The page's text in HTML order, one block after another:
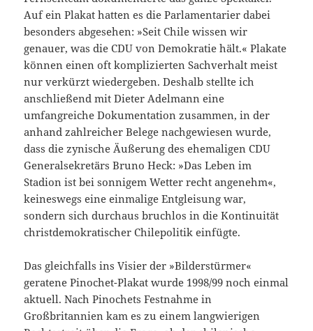
Auf ein Plakat hatten es die Parlamentarier dabei
besonders abgesehen: »Seit Chile wissen wir
genauer, was die CDU von Demokratie hält.« Plakate
können einen oft komplizierten Sachverhalt meist
nur verkürzt wiedergeben. Deshalb stellte ich
anschließend mit Dieter Adelmann eine
umfangreiche Dokumentation zusammen, in der
anhand zahlreicher Belege nachgewiesen wurde,
dass die zynische Äußerung des ehemaligen CDU
Generalsekretärs Bruno Heck: »Das Leben im
Stadion ist bei sonnigem Wetter recht angenehm«,
keineswegs eine einmalige Entgleisung war,
sondern sich durchaus bruchlos in die Kontinuität
christdemokratischer Chilepolitik einfügte.
Das gleichfalls ins Visier der »Bilderstürmer«
geratene Pinochet-Plakat wurde 1998/99 noch einmal
aktuell. Nach Pinochets Festnahme in
Großbritannien kam es zu einem langwierigen